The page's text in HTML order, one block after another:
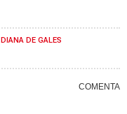
DIANA DE GALES